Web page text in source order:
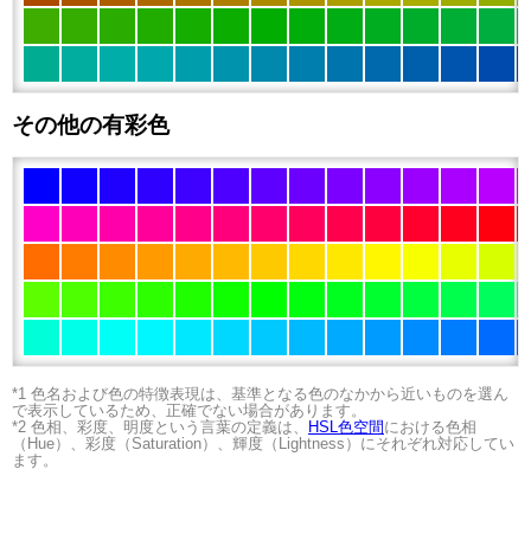
その他の有彩色
*1 色名および色の特徴表現は、基準となる色のなかから近いものを選ん
で表示しているため、正確でない場合があります。
*2 色相、彩度、明度という言葉の定義は、
HSL色空間 における色相
（Hue）、彩度（Saturation）、輝度（Lightness）にそれぞれ対応してい
ます。